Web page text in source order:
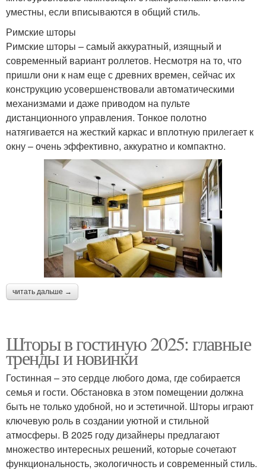
уместны, если вписываются в общий стиль.
Римские шторы
Римские шторы – самый аккуратный, изящный и
современный вариант роллетов. Несмотря на то, что
пришли они к нам еще с древних времен, сейчас их
конструкцию усовершенствовали автоматическими
механизмами и даже приводом на пульте
дистанционного управления. Тонкое полотно
натягивается на жесткий каркас и вплотную прилегает к
окну – очень эффективно, аккуратно и компактно.
читать дальше →
Шторы в гостиную 2025: главные
тренды и новинки
Гостинная – это сердце любого дома, где собирается
семья и гости. Обстановка в этом помещении должна
быть не только удобной, но и эстетичной. Шторы играют
ключевую роль в создании уютной и стильной
атмосферы. В 2025 году дизайнеры предлагают
множество интересных решений, которые сочетают
функциональность, экологичность и современный стиль.